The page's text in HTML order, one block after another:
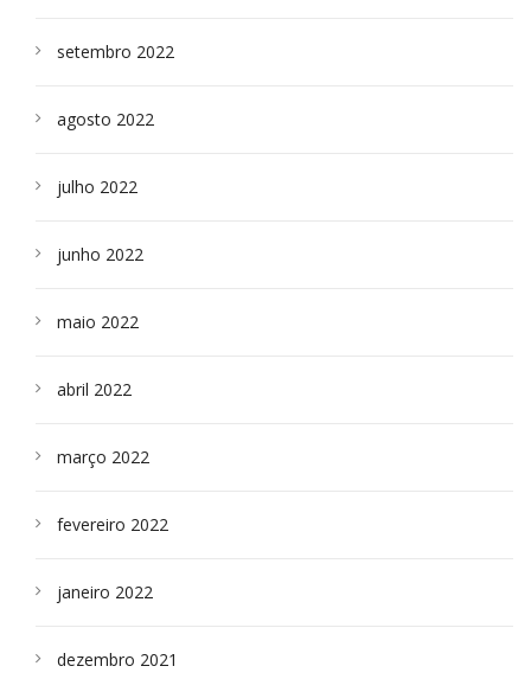
setembro 2022
agosto 2022
julho 2022
junho 2022
maio 2022
abril 2022
março 2022
fevereiro 2022
janeiro 2022
dezembro 2021